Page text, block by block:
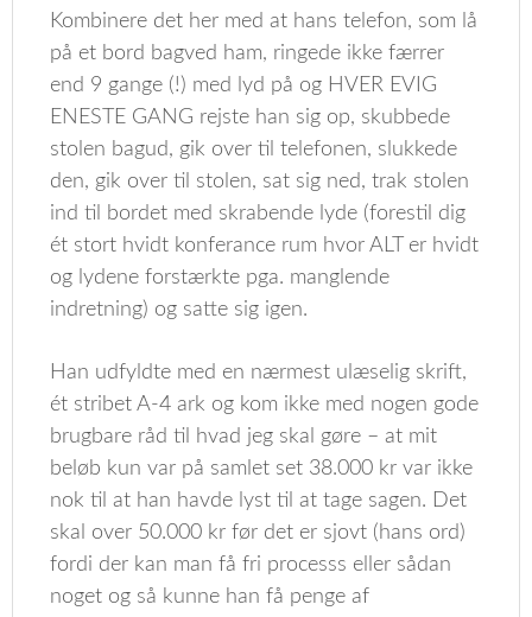
Kombinere det her med at hans telefon, som lå
på et bord bagved ham, ringede ikke færrer
end 9 gange (!) med lyd på og HVER EVIG
ENESTE GANG rejste han sig op, skubbede
stolen bagud, gik over til telefonen, slukkede
den, gik over til stolen, sat sig ned, trak stolen
ind til bordet med skrabende lyde (forestil dig
ét stort hvidt konferance rum hvor ALT er hvidt
og lydene forstærkte pga. manglende
indretning) og satte sig igen.
Han udfyldte med en nærmest ulæselig skrift,
ét stribet A-4 ark og kom ikke med nogen gode
brugbare råd til hvad jeg skal gøre – at mit
beløb kun var på samlet set 38.000 kr var ikke
nok til at han havde lyst til at tage sagen. Det
skal over 50.000 kr før det er sjovt (hans ord)
fordi der kan man få fri processs eller sådan
noget og så kunne han få penge af